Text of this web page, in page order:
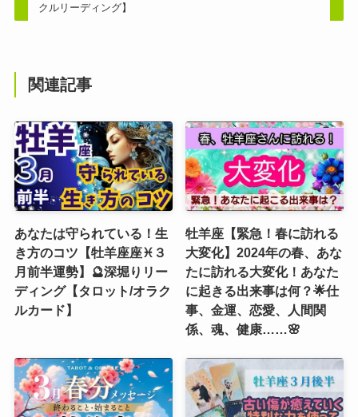
クルリーディング】
関連記事
あなたは守られている！生
き方のコツ【牡羊座座♓３
月前半運勢】🔮深堀りリー
ディング【タロット/オラク
ルカード】
牡羊座【緊急！春に訪れる
大変化】2024年の春、あな
たに訪れる大変化！あなた
に起きる出来事は何？🌟仕
事、金運、恋愛、人間関
係、魂、健康……🌸